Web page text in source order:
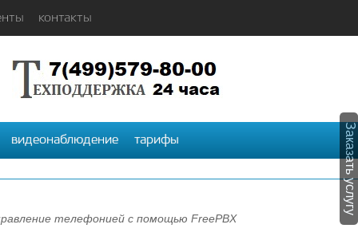
Заказать услугу
контакты
видеонаблюдение тарифы
телефонией с помощью FreePBX